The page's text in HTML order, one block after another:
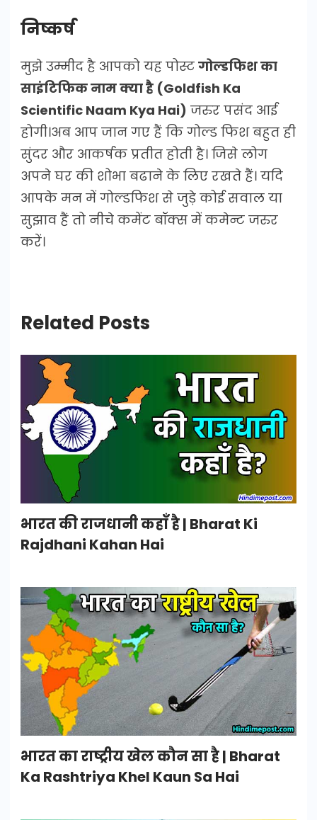
निष्कर्ष
मुझे उम्मीद है आपको यह पोस्ट गोल्डफिश का
साइंटिफिक नाम क्या है (Goldfish Ka
Scientific Naam Kya Hai) जरुर पसंद आई
होगी।अब आप जान गए हैं कि गोल्ड फिश बहुत ही
सुंदर और आकर्षक प्रतीत होती है। जिसे लोग
अपने घर की शोभा बढाने के लिए रखते हैं। यदि
आपके मन में गोल्डफिश से जुड़े कोई सवाल या
सुझाव हैं तो नीचे कमेंट बॉक्स में कमेन्ट जरुर
करें।
Related Posts
भारत की राजधानी कहाँ है | Bharat Ki
Rajdhani Kahan Hai
भारत का राष्ट्रीय खेल कौन सा है | Bharat
Ka Rashtriya Khel Kaun Sa Hai